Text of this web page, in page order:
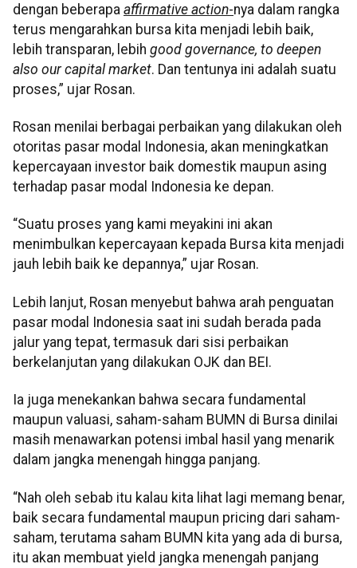
dengan beberapa affirmative action-nya dalam rangka
terus mengarahkan bursa kita menjadi lebih baik,
lebih transparan, lebih good governance, to deepen
also our capital market. Dan tentunya ini adalah suatu
proses,” ujar Rosan.
Rosan menilai berbagai perbaikan yang dilakukan oleh
otoritas pasar modal Indonesia, akan meningkatkan
kepercayaan investor baik domestik maupun asing
terhadap pasar modal Indonesia ke depan.
“Suatu proses yang kami meyakini ini akan
menimbulkan kepercayaan kepada Bursa kita menjadi
jauh lebih baik ke depannya,” ujar Rosan.
Lebih lanjut, Rosan menyebut bahwa arah penguatan
pasar modal Indonesia saat ini sudah berada pada
jalur yang tepat, termasuk dari sisi perbaikan
berkelanjutan yang dilakukan OJK dan BEI.
Ia juga menekankan bahwa secara fundamental
maupun valuasi, saham-saham BUMN di Bursa dinilai
masih menawarkan potensi imbal hasil yang menarik
dalam jangka menengah hingga panjang.
“Nah oleh sebab itu kalau kita lihat lagi memang benar,
baik secara fundamental maupun pricing dari saham-
saham, terutama saham BUMN kita yang ada di bursa,
itu akan membuat yield jangka menengah panjang